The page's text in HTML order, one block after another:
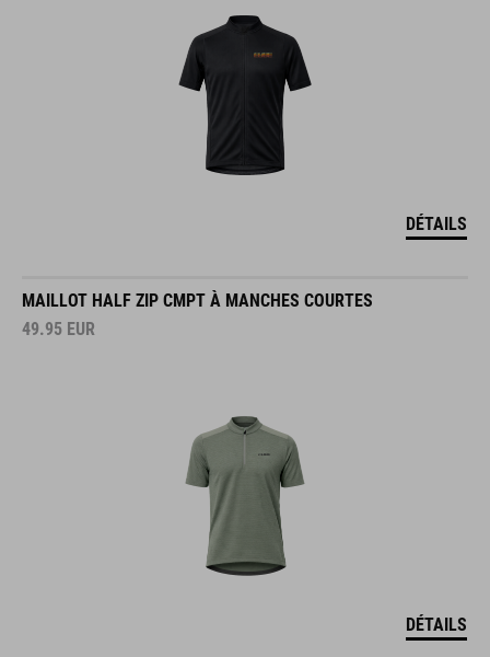
DÉTAILS
MAILLOT HALF ZIP CMPT À MANCHES COURTES
49.95 EUR
DÉTAILS